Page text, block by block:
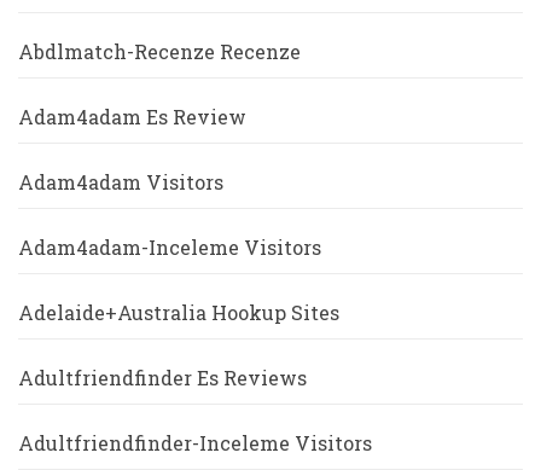
Abdlmatch-Recenze Recenze
Adam4adam Es Review
Adam4adam Visitors
Adam4adam-Inceleme Visitors
Adelaide+Australia Hookup Sites
Adultfriendfinder Es Reviews
Adultfriendfinder-Inceleme Visitors